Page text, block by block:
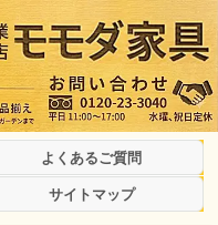
よくあるご質問
サイトマップ